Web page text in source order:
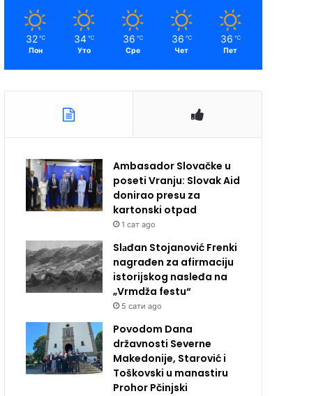
32 ℃
Пон
34 ℃
Уто
36 ℃
Сре
36 ℃
Чет
36 ℃
Пет
Ambasador Slovačke u
poseti Vranju: Slovak Aid
donirao presu za
kartonski otpad
1 сат ago
Slаđan Stojanović Frenki
nagrađen za afirmaciju
istorijskog nasleđa na
„Vrmdža festu“
5 сати ago
Povodom Dana
državnosti Severne
Makedonije, Starović i
Toškovski u manastiru
Prohor Pčinjski